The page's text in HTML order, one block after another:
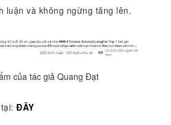
luận và không ngừng tăng lên.
của tác giả Quang Đạt
tại:ĐÂY